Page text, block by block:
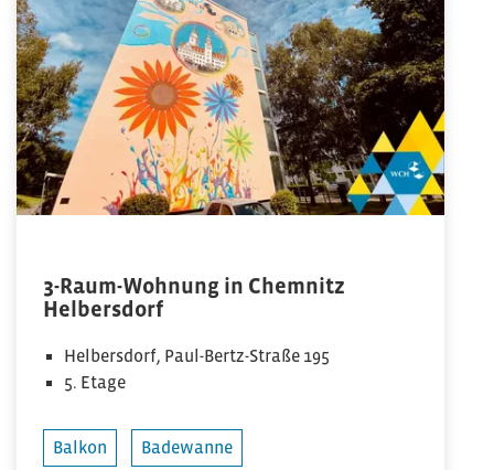
3-Raum-Wohnung in Chemnitz
Helbersdorf
Helbersdorf, Paul-Bertz-Straße 195
5. Etage
Balkon Badewanne